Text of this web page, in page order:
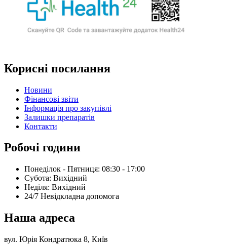
Корисні посилання
Новини
Фінансові звіти
Інформація про закупівлі
Залишки препаратів
Контакти
Робочі години
Понеділок - Пятниця: 08:30 - 17:00
Субота: Вихідний
Нeділя: Вихідний
24/7 Невідкладна допомога
Наша адреса
вул. Юрія Кондратюка 8, Київ